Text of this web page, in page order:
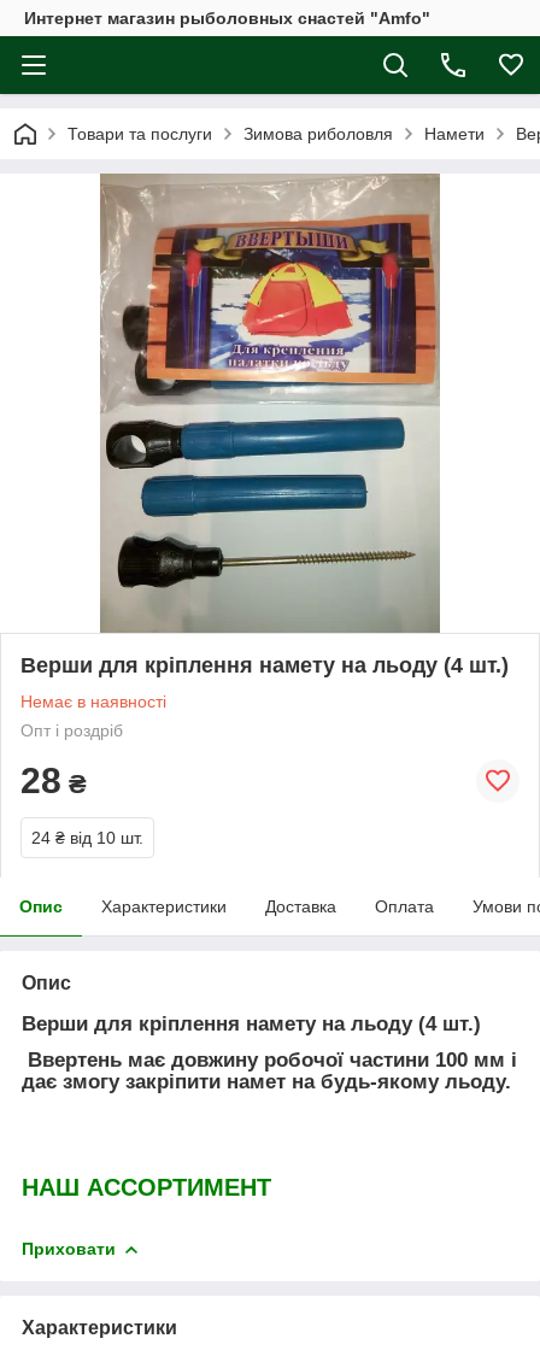
Интернет магазин рыболовных снастей "Amfo"
Товари та послуги Зимова риболовля Намети
Верши для кріплення намету на льоду (4 шт.)
Немає в наявності
Опт і роздріб
28 ₴
24 ₴ від 10 шт.
Опис Характеристики Доставка Оплата Умови
Опис
Верши для кріплення намету на льоду (4 шт.)
Ввертень має довжину робочої частини 100 мм і
дає змогу закріпити намет на будь-якому льоду.
НАШ АССОРТИМЕНТ
Приховати
Характеристики